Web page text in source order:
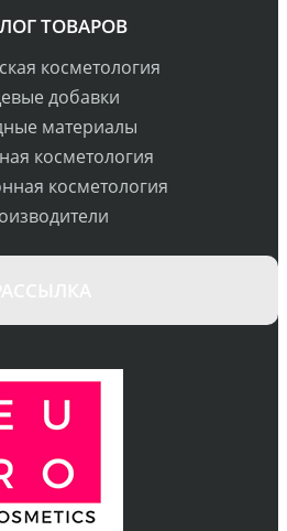
ТОВАРОВ
косметология
добавки
материалы
косметология
косметология